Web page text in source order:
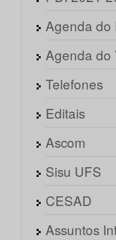
Agenda do
Agenda do
Telefones
Editais
Ascom
Sisu UFS
CESAD
Assuntos